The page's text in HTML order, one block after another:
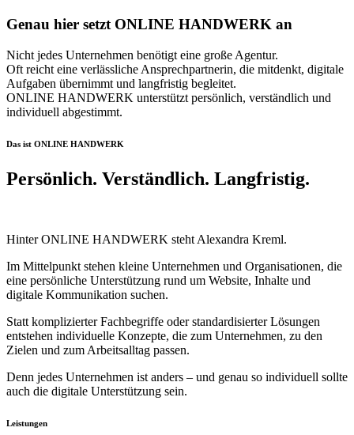
Genau hier setzt ONLINE HANDWERK an
Nicht jedes Unternehmen benötigt eine große Agentur.
Oft reicht eine verlässliche Ansprechpartnerin, die mitdenkt, digitale
Aufgaben übernimmt und langfristig begleitet.
ONLINE HANDWERK unterstützt persönlich, verständlich und
individuell abgestimmt.
Das ist ONLINE HANDWERK
Persönlich. Verständlich. Langfristig.
Hinter ONLINE HANDWERK steht Alexandra Kreml.
Im Mittelpunkt stehen kleine Unternehmen und Organisationen, die
eine persönliche Unterstützung rund um Website, Inhalte und
digitale Kommunikation suchen.
Statt komplizierter Fachbegriffe oder standardisierter Lösungen
entstehen individuelle Konzepte, die zum Unternehmen, zu den
Zielen und zum Arbeitsalltag passen.
Denn jedes Unternehmen ist anders – und genau so individuell sollte
auch die digitale Unterstützung sein.
Leistungen